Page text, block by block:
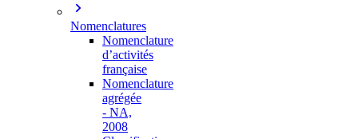
Nomenclatures
Nomenclature
d’activités
française
Nomenclature
agrégée
- NA,
2008